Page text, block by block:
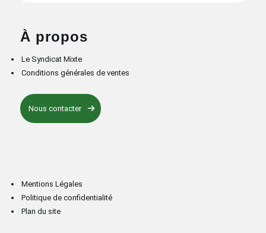
À propos
Le Syndicat Mixte
Conditions générales de ventes
Nous contacter
Mentions Légales
Politique de confidentialité
Plan du site